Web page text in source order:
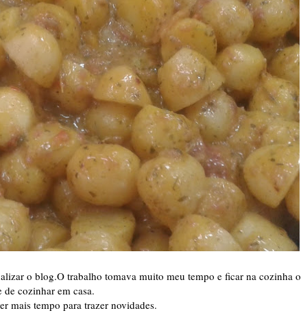
o blog.O trabalho tomava muito meu tempo e ficar na cozinha o
cozinhar em casa.
mais tempo para trazer novidades.